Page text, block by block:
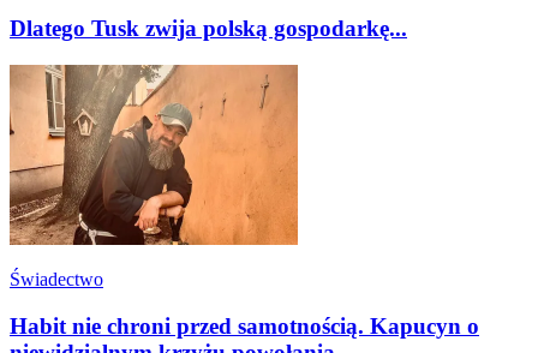
Dlatego Tusk zwija polską gospodarkę...
Świadectwo
Habit nie chroni przed samotnością. Kapucyn o